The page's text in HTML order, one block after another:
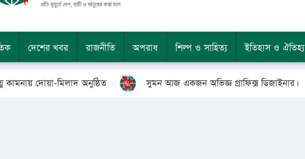
দেশের খবর রাজনীতি অপরাধ শিল্প ও সাহিত্য ইতিহাস ও ঐতিহ্য
দোয়া-মিলাদ অনুষ্ঠিত সুমন আজ একজন অভিজ্ঞ গ্রাফিক্স ডিজাইনার।